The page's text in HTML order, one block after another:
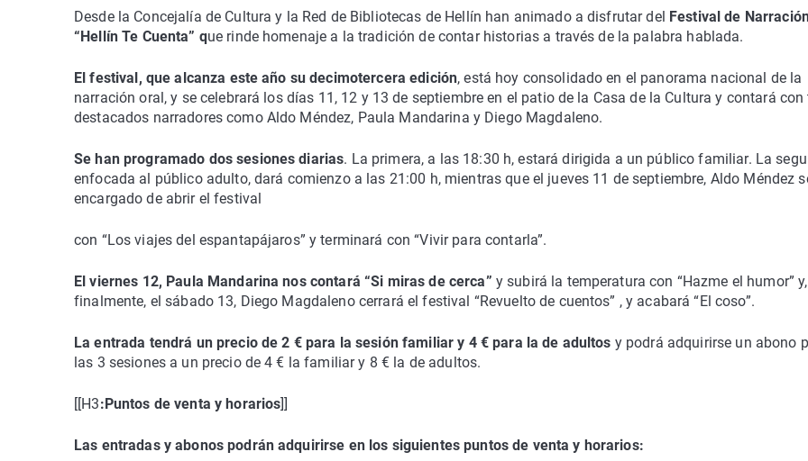
Desde la Concejalía de Cultura y la Red de Bibliotecas de Hellín han animado a disfrutar del Festival de
“Hellín Te Cuenta” que rinde homenaje a la tradición de contar historias a través de la palabra hablada.
El festival, que alcanza este año su decimotercera edición, está hoy consolidado en el panorama nacional de la
narración oral, y se celebrará los días 11, 12 y 13 de septiembre en el patio de la Casa de la Cultura y contará con
destacados narradores como Aldo Méndez, Paula Mandarina y Diego Magdaleno.
Se han programado dos sesiones diarias. La primera, a las 18:30 h, estará dirigida a un público familiar. La
enfocada al público adulto, dará comienzo a las 21:00 h, mientras que el jueves 11 de septiembre, Aldo Méndez
encargado de abrir el festival
con “Los viajes del espantapájaros” y terminará con “Vivir para contarla”.
El viernes 12, Paula Mandarina nos contará “Si miras de cerca” y subirá la temperatura con “Hazme el humor” y,
finalmente, el sábado 13, Diego Magdaleno cerrará el festival “Revuelto de cuentos” , y acabará “El coso”.
La entrada tendrá un precio de 2 € para la sesión familiar y 4 € para la de adultos y podrá adquirirse un abono
las 3 sesiones a un precio de 4 € la familiar y 8 € la de adultos.
[[H3:Puntos de venta y horarios]]
Las entradas y abonos podrán adquirirse en los siguientes puntos de venta y horarios: